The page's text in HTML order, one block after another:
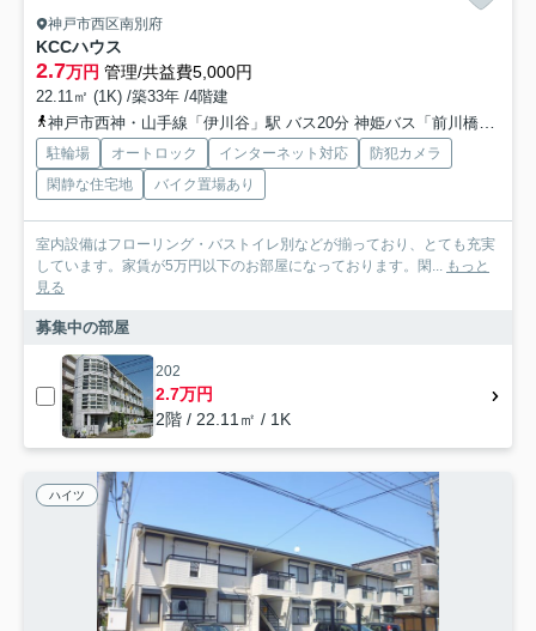
神戸市西区南別府
KCCハウス
2.7万円 管理/共益費5,000円
22.11㎡ (1K) /築33年 /4階建
神戸市西神・山手線「伊川谷」駅 バス20分 神姫バス「前川橋（兵庫県）」 停歩4分
駐輪場 オートロック インターネット対応
防犯カメラ
閑静な住宅地
バイク置場あり
室内設備はフローリング・バストイレ別などが揃っており、とても充実
しています。家賃が5万円以下のお部屋になっております。閑... もっと
見る
募集中の部屋
202
2.7万円
2階 / 22.11㎡ / 1K
ハイツ